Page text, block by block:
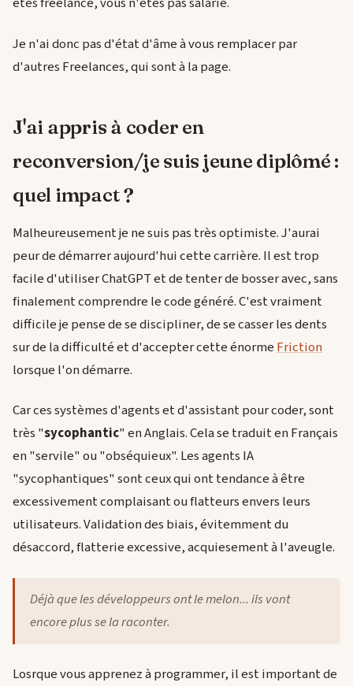
Je n'ai donc pas d'état d'âme à vous remplacer par
d'autres Freelances, qui sont à la page.
J'ai appris à coder en
reconversion/je suis jeune diplômé :
quel impact ?
Malheureusement je ne suis pas très optimiste. J'aurai
peur de démarrer aujourd'hui cette carrière. Il est trop
facile d'utiliser ChatGPT et de tenter de bosser avec, sans
finalement comprendre le code généré. C'est vraiment
difficile je pense de se discipliner, de se casser les dents
sur de la difficulté et d'accepter cette énorme Friction
lorsque l'on démarre.
Car ces systèmes d'agents et d'assistant pour coder, sont
très "sycophantic" en Anglais. Cela se traduit en Français
en "servile" ou "obséquieux". Les agents IA
"sycophantiques" sont ceux qui ont tendance à être
excessivement complaisant ou flatteurs envers leurs
utilisateurs. Validation des biais, évitemment du
désaccord, flatterie excessive, acquiesement à l'aveugle.
Déjà que les développeurs ont le melon... ils vont
encore plus se la raconter.
Losrque vous apprenez à programmer, il est important de